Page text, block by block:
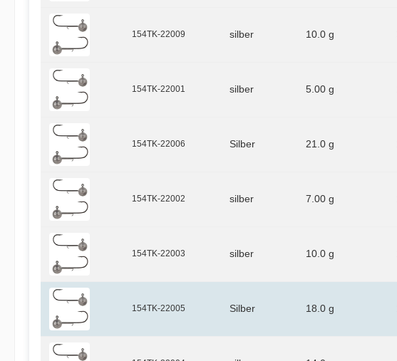
154TK-22009 silber 10.0 g
154TK-22001 silber 5.00 g
154TK-22006 Silber 21.0 g
154TK-22002 silber 7.00 g
154TK-22003 silber 10.0 g
154TK-22005 Silber 18.0 g